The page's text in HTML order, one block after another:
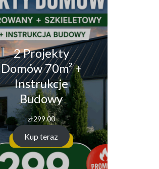
2 Projekty
Domów 70m² +
Instrukcje
Budowy
zł299.00
Kup teraz